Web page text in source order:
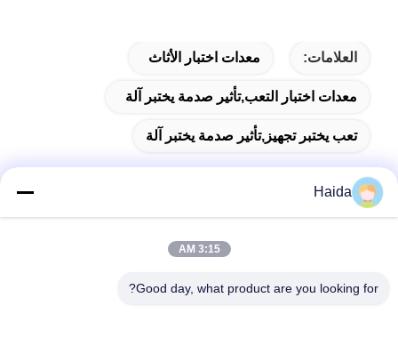
العلامات: معدات اختبار الأثاث
معدات اختبار التعب,تأثير صدمة يختبر آلة
تعب يختبر تجهيز,تأثير صدمة يختبر آلة
العنوان
Haida
3:15 AM
Good day, what product are you looking for?